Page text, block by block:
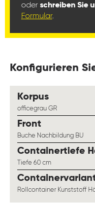
oder schreiben Sie
Formular.
Konfigurieren
Korpusauswählen
officegrau GR
Front
Buche Nachbildung BU
Containertiefe
Tiefe 60 cm
Rollcontainer Kunststoff